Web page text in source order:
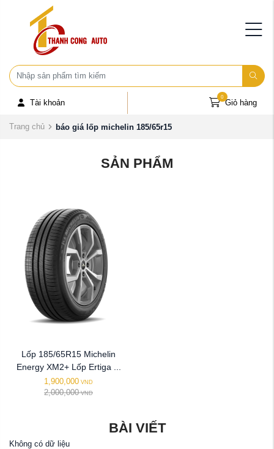
Tài khoản Giỏ hàng
0
Trang chủ báo giá lốp michelin 185/65r15
SẢN PHẨM
Lốp 185/65R15 Michelin
Energy XM2+ Lốp Ertiga ...
1,900,000 VND
2,000,000 VND
BÀI VIẾT
Không có dữ liệu